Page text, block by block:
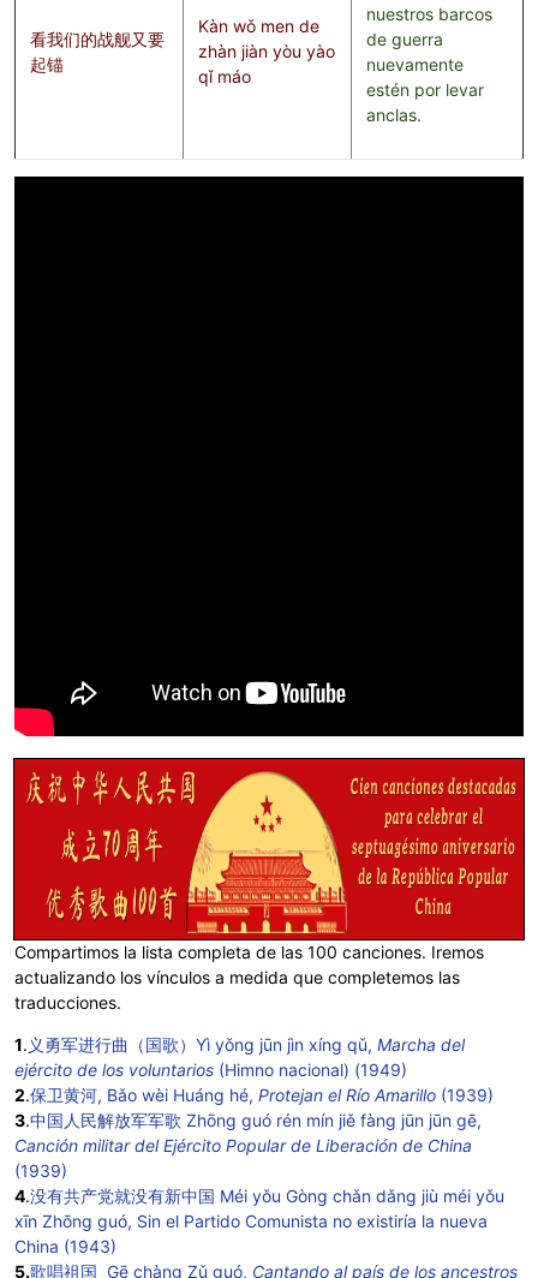
看我们的战舰又要
起锚
Kàn wǒ men de
zhàn jiàn yòu yào
qǐ máo
nuestros barcos
de guerra
nuevamente
estén por levar
anclas.
Compartimos la lista completa de las 100 canciones. Iremos
actualizando los vínculos a medida que completemos las
traducciones.
1. 义勇军进行曲（国歌）Yì yǒng jūn jìn xíng qǔ, Marcha del
ejército de los voluntarios (Himno nacional) (1949)
2.保卫黄河, Bǎo wèi Huáng hé, Protejan el Río Amarillo (1939)
3.中国人民解放军军歌 Zhōng guó rén mín jiě fàng jūn jūn gē,
Canción militar del Ejército Popular de Liberación de China
(1939)
4.没有共产党就没有新中国 Méi yǒu Gòng chǎn dǎng jiù méi yǒu
xīn Zhōng guó, Sin el Partido Comunista no existiría la nueva
China (1943)
5.歌唱祖国 Gē chàng Zǔ guó, Cantando al país de los ancestros